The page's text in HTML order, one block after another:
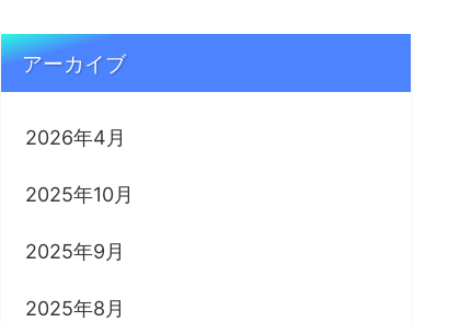
アーカイブ
2026年4月
2025年10月
2025年9月
2025年8月